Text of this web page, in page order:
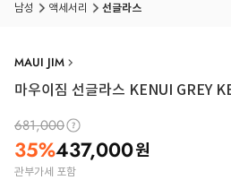
남성 액세서리 선글라스
MAUI JIM
마우이짐 선글라스 KENUI GREY
681,000
35%437,000원
관부가세 포함